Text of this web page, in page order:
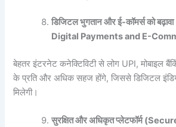
डिजिटलभुगतानऔरई-कॉमर्सको
Digital Payments and E-
बेहतर इंटरनेट कनेक्टिविटी से लोग UPI, मोबाइल
के प्रति और अधिक सहज होंगे, जिससे डिजिटल
मिलेगी।
सुरक्षितऔरअधिकृतप्लेटफॉर्म